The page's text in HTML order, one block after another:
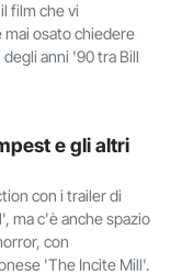
film che vi
osato chiedere
anni '90 tra Bill
e gli altri
con i trailer di
ma c'è anche spazio
con
'The Incite Mill'.